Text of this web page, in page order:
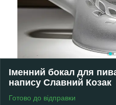
Іменний бокал для
напису Славний Козак
Готово до відправки